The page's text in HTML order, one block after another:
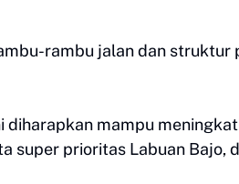
rambu jalan dan struktur
mampu
super prioritas Labuan Bajo,